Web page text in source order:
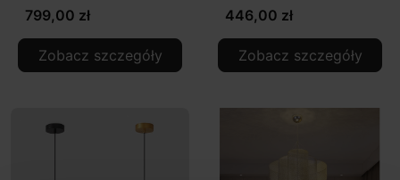
799,00 zł
Zobacz szczegóły
446,00 zł
Zobacz szczegóły